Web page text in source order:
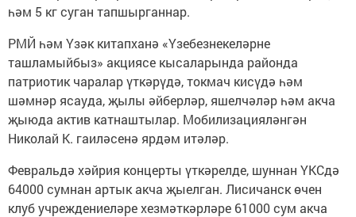
һәм 5 кг суган тапшырганнар.
РМЙ һәм Үзәк китапханә «Үзебезнекеләрне
ташламыйбыз» акциясе кысаларында районда
патриотик чаралар үткәрүдә, токмач кисүдә һәм
шәмнәр ясауда, җылы әйберләр, яшелчәләр һәм акча
җыюда актив катнаштылар. Мобилизацияләнгән
Николай К. гаиләсенә ярдәм итәләр.
Февральдә хәйрия концерты үткәрелде, шуннан ҮКСдә
64000 сумнан артык акча җыелган. Лисичанск өчен
клуб учреждениеләре хезмәткәрләре 61000 сум акча